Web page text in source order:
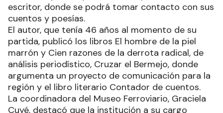
escritor, donde se podrá tomar contacto con sus
cuentos y poesías.
El autor, que tenía 46 años al momento de su
partida, publicó los libros El hombre de la piel
marrón y Cien razones de la derrota radical, de
análisis periodístico, Cruzar el Bermejo, donde
argumenta un proyecto de comunicación para la
región y el libro literario Contador de cuentos.
La coordinadora del Museo Ferroviario, Graciela
Cuyé, destacó que la institución a su cargo